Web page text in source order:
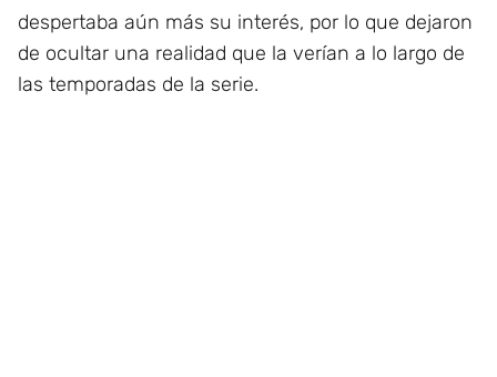
despertaba aún más su interés, por lo que dejaron
de ocultar una realidad que la verían a lo largo de
las temporadas de la serie.